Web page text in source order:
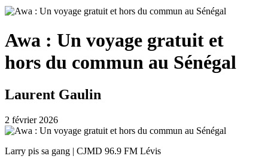
Awa : Un voyage gratuit et
hors du commun au Sénégal
Laurent Gaulin
2 février 2026
Larry pis sa gang | CJMD 96.9 FM Lévis